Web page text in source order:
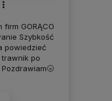
GORĄCO
Szybkość
powiedzieć
trawnik po